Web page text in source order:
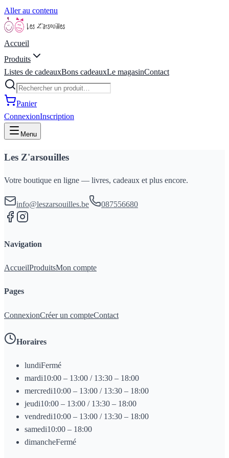
Aller au contenu
Accueil
Produits
Listes de cadeauxBons cadeauxLe magasinContact
Panier
ConnexionInscription
Menu
Les Z'arsouilles
Votre boutique en ligne — livres, cadeaux et plus encore.
info@leszarsouilles.be 087556680
Navigation
AccueilProduitsMon compte
Pages
ConnexionCréer un compteContact
Horaires
lundiFermé
mardi10:00 – 13:00 / 13:30 – 18:00
mercredi10:00 – 13:00 / 13:30 – 18:00
jeudi10:00 – 13:00 / 13:30 – 18:00
vendredi10:00 – 13:00 / 13:30 – 18:00
samedi10:00 – 18:00
dimancheFermé